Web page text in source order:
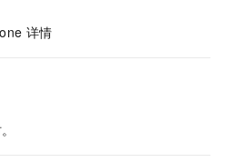
详情